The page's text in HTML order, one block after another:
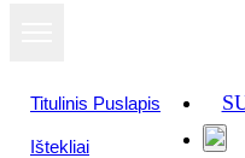
Titulinis Puslapis
Ištekliai